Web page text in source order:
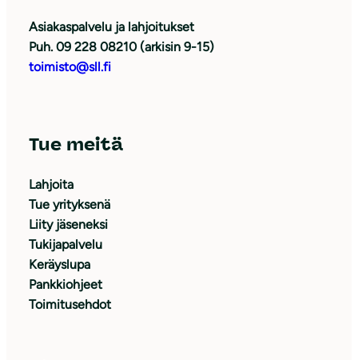
Asiakaspalvelu ja lahjoitukset
Puh. 09 228 08210 (arkisin 9-15)
toimisto@sll.fi
Tue meitä
Lahjoita
Tue yrityksenä
Liity jäseneksi
Tukijapalvelu
Keräyslupa
Pankkiohjeet
Toimitusehdot